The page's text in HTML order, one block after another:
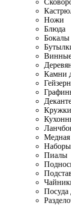
Ножи
Блюда
Бокалы
Винные
Камни
Кружки
Медная
Наборы
Пиалы
Посуда